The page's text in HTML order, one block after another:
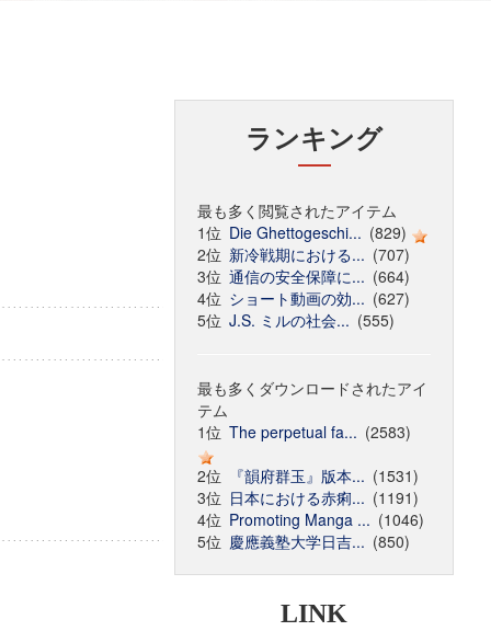
ランキング
最も多く閲覧されたアイテム
1位 Die Ghettogeschi... (829)
2位 新冷戦期における... (707)
3位 通信の安全保障に... (664)
4位 ショート動画の効... (627)
5位 J.S. ミルの社会... (555)
最も多くダウンロードされたアイ
テム
1位 The perpetual fa... (2583)
2位
『韻府群玉』版本... (1531)
3位 日本における赤痢... (1191)
4位 Promoting Manga ... (1046)
5位 慶應義塾大学日吉... (850)
LINK